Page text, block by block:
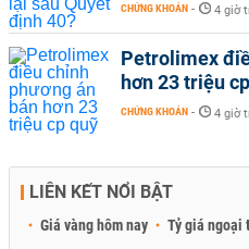
CHỨNG KHOÁN - 4 giờ
Petrolimex
hơn 23 triệu
CHỨNG KHOÁN - 4 giờ
LIÊN KẾT NỔI BẬT
Giá vàng hôm nay Tỷ giá ngoại